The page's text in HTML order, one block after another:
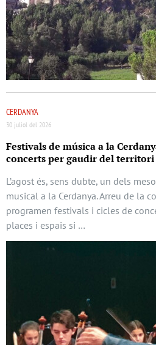
CERDANYA
30 juliol del 2026
Festivals de música a la
concerts per gaudir del territori
L’agost és, sens dubte, un dels
musical a la Cerdanya. Arreu de la
programen festivals i cicles de
places i espais si …